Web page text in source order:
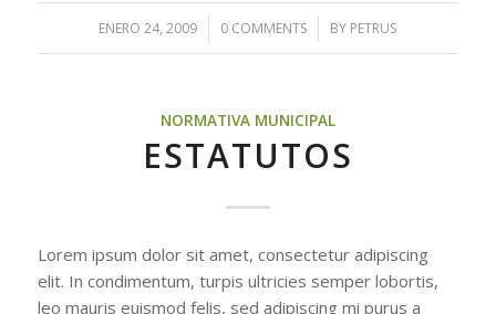
ENERO 24, 2009
/ 0 COMMENTS
/ BY PETRUS
NORMATIVA MUNICIPAL
ESTATUTOS
Lorem ipsum dolor sit amet, consectetur adipiscing
elit. In condimentum, turpis ultricies semper lobortis,
leo mauris euismod felis, sed adipiscing mi purus a